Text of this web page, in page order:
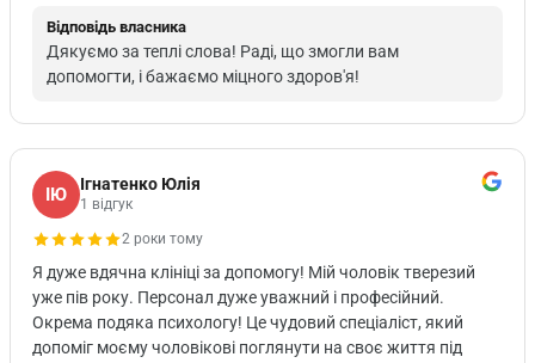
Відповідь власника
Дякуємо за теплі слова! Раді, що змогли вам
допомогти, і бажаємо міцного здоров'я!
ІЮ Ігнатенко Юлія
1 відгук
2 роки тому
Я дуже вдячна клініці за допомогу! Мій чоловік тверезий
уже пів року. Персонал дуже уважний і професійний.
Окрема подяка психологу! Це чудовий спеціаліст, який
допоміг моєму чоловікові поглянути на своє життя під